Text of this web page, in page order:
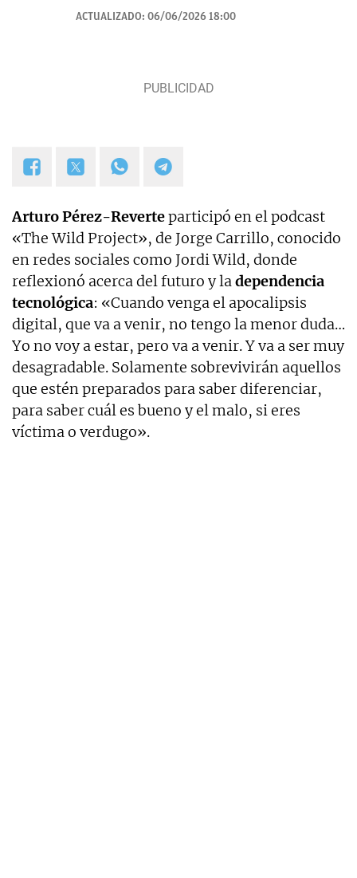
ACTUALIZADO: 06/06/2026 18:00
Arturo Pérez-Reverteparticipó en el podcast
«The Wild Project», de Jorge Carrillo, conocido
en redes sociales como Jordi Wild, donde
reflexionó acerca del futuro y ladependencia
tecnológica: «Cuando venga el apocalipsis
digital, que va a venir, no tengo la menor duda…
Yo no voy a estar, pero va a venir. Y va a ser muy
desagradable. Solamente sobrevivirán aquellos
que estén preparados para saber diferenciar,
para saber cuál es bueno y el malo, si eres
víctima o verdugo».